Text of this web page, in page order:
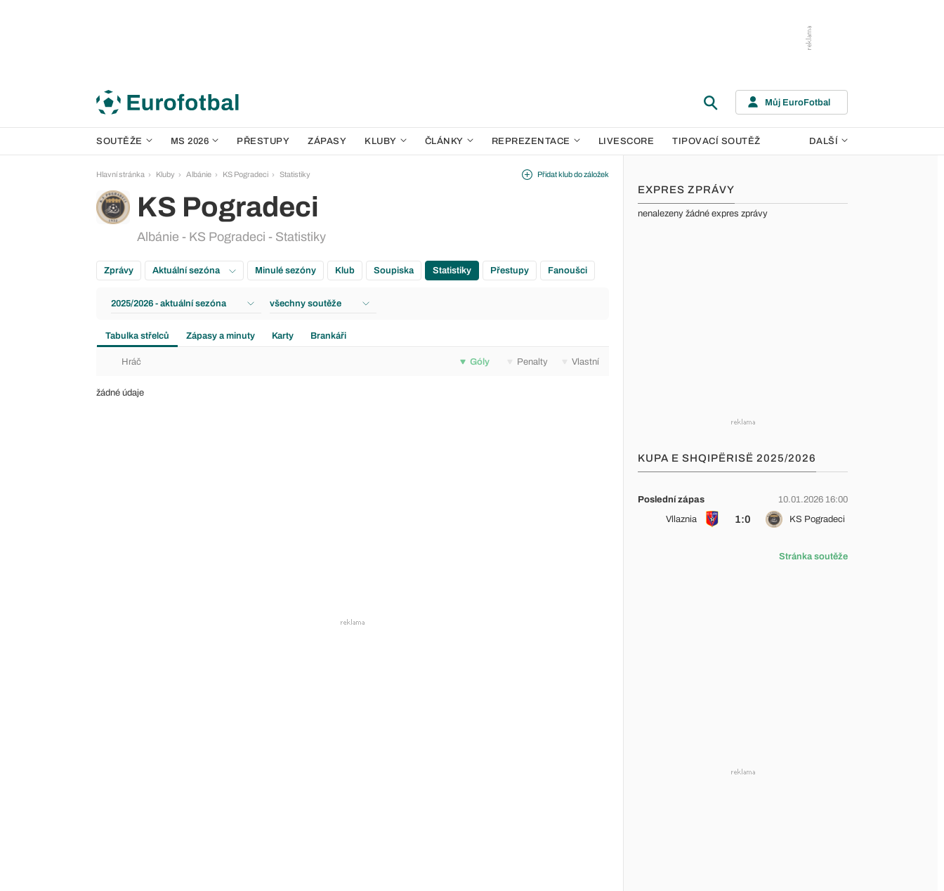
Můj EuroFotbal
SOUTĚŽE MS 2026 PŘESTUPY ZÁPASY KLUBY ČLÁNKY REPREZENTACE LIVESCORE TIPOVACÍ SOUTĚŽ DALŠÍ
Hlavní stránka Kluby Albánie KS Pogradeci Statistiky
KS Pogradeci
Albánie - KS Pogradeci - Statistiky
Přidat klub do záložek
Zprávy Aktuální sezóna Minulé sezóny Klub Soupiska Statistiky Přestupy Fanoušci
2025/2026 - aktuální sezóna všechny soutěže
Tabulka střelců Zápasy a minuty Karty Brankáři
Hráč Góly Penalty Vlastní
žádné údaje
EXPRES ZPRÁVY
nenalezeny žádné expres zprávy
KUPA E SHQIPËRISË 2025/2026
Poslední zápas
10.01.2026 16:00
Vllaznia
1:0 KS Pogradeci
Stránka soutěže